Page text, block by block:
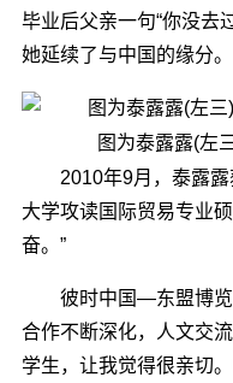
毕业后父亲一句“你没去
她延续了与中国的缘分。
图为泰露露(左
2010年9月，泰露露
大学攻读国际贸易专业
奋。”
彼时中国—东盟博览
合作不断深化，人文交
学生，让我觉得很亲切